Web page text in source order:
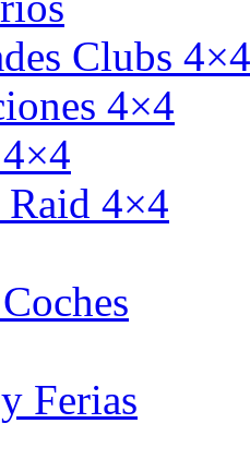
Clubs 4×4
4×4
4×4
Ferias